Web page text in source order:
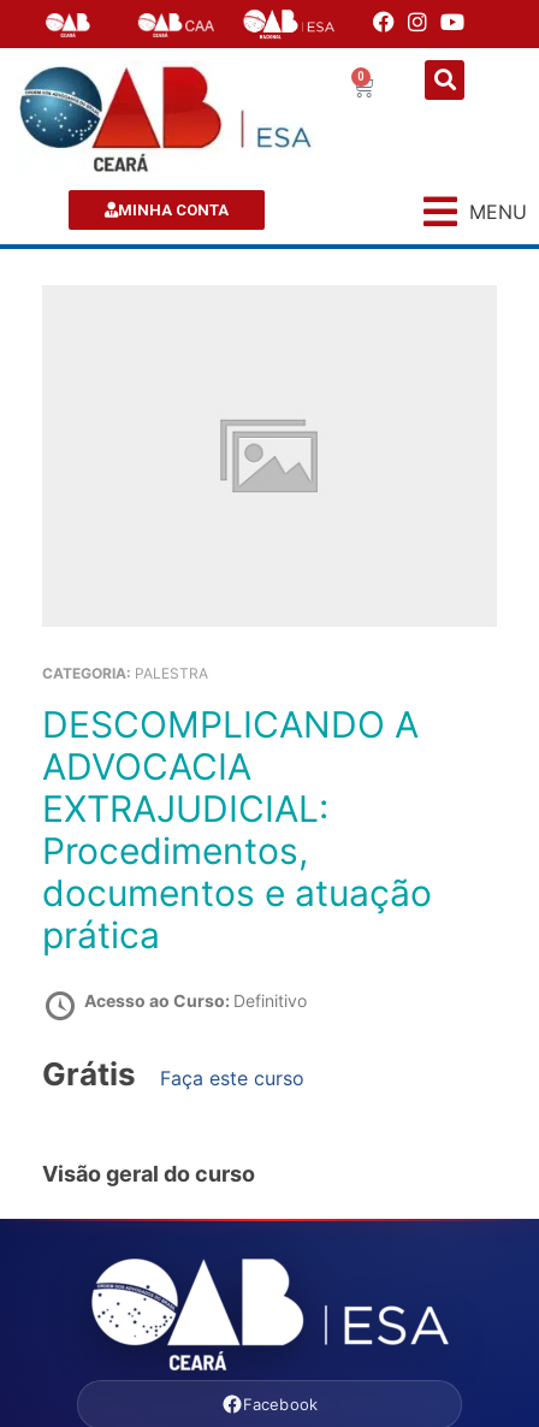
0
MINHA CONTA MENU
CATEGORIA: PALESTRA
DESCOMPLICANDO A
ADVOCACIA
EXTRAJUDICIAL:
Procedimentos,
documentos e atuação
prática
Acesso ao Curso: Definitivo
Grátis Faça este curso
Visão geral do curso
Facebook